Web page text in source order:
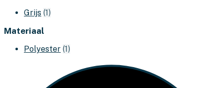
Grijs (1)
Materiaal
Polyester (1)